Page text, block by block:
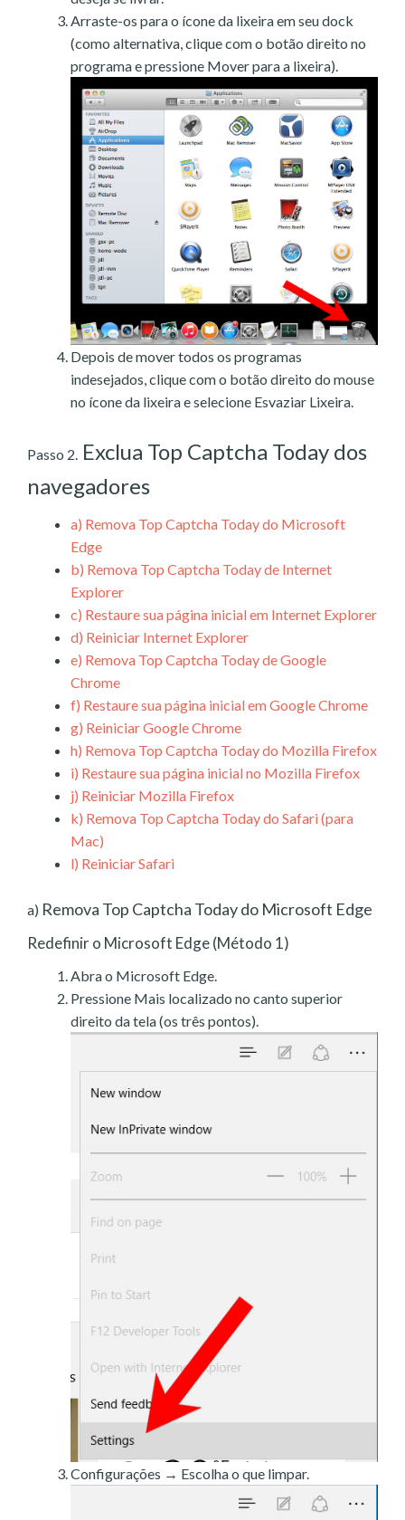
Arraste-os para o ícone da lixeira em seu dock
(como alternativa, clique com o botão direito no
programa e pressione Mover para a lixeira).
Depois de mover todos os programas
indesejados, clique com o botão direito do mouse
no ícone da lixeira e selecione Esvaziar Lixeira.
Passo 2. Exclua Top Captcha Today dos
navegadores
a) Remova Top Captcha Today do Microsoft
Edge
b) Remova Top Captcha Today de Internet
Explorer
c) Restaure sua página inicial em Internet Explorer
d) Reiniciar Internet Explorer
e) Remova Top Captcha Today de Google
Chrome
f) Restaure sua página inicial em Google Chrome
g) Reiniciar Google Chrome
h) Remova Top Captcha Today do Mozilla Firefox
i) Restaure sua página inicial no Mozilla Firefox
j) Reiniciar Mozilla Firefox
k) Remova Top Captcha Today do Safari (para
Mac)
l) Reiniciar Safari
a) Remova Top Captcha Today do Microsoft Edge
Redefinir o Microsoft Edge (Método 1)
Abra o Microsoft Edge.
Pressione Mais localizado no canto superior
direito da tela (os três pontos).
Configurações → Escolha o que limpar.